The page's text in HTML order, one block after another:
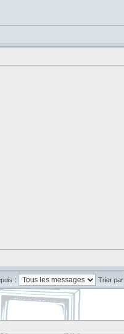
: Trier par